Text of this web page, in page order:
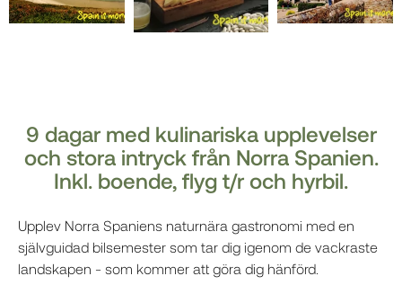
9 dagar med kulinariska upplevelser
och stora intryck från Norra Spanien.
Inkl. boende, flyg t/r och hyrbil.
Upplev Norra Spaniens naturnära gastronomi med en
självguidad bilsemester som tar dig igenom de vackraste
landskapen - som kommer att göra dig hänförd.